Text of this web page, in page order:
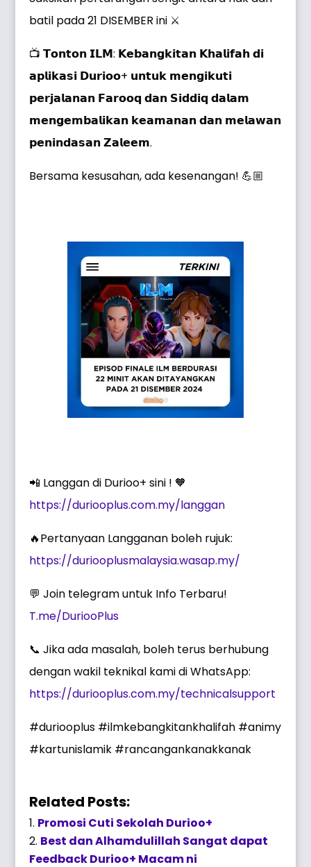
batil pada 21 DISEMBER ini ⚔️
📺 𝗧𝗼𝗻𝘁𝗼𝗻 𝗜𝗟𝗠: 𝗞𝗲𝗯𝗮𝗻𝗴𝗸𝗶𝘁𝗮𝗻 𝗞𝗵𝗮𝗹𝗶𝗳𝗮𝗵 𝗱𝗶
𝗮𝗽𝗹𝗶𝗸𝗮𝘀𝗶 𝗗𝘂𝗿𝗶𝗼𝗼+ 𝘂𝗻𝘁𝘂𝗸 𝗺𝗲𝗻𝗴𝗶𝗸𝘂𝘁𝗶
𝗽𝗲𝗿𝗷𝗮𝗹𝗮𝗻𝗮𝗻 𝗙𝗮𝗿𝗼𝗼𝗾 𝗱𝗮𝗻 𝗦𝗶𝗱𝗱𝗶𝗾 𝗱𝗮𝗹𝗮𝗺
𝗺𝗲𝗻𝗴𝗲𝗺𝗯𝗮𝗹𝗶𝗸𝗮𝗻 𝗸𝗲𝗮𝗺𝗮𝗻𝗮𝗻 𝗱𝗮𝗻 𝗺𝗲𝗹𝗮𝘄𝗮𝗻
𝗽𝗲𝗻𝗶𝗻𝗱𝗮𝘀𝗮𝗻 𝗭𝗮𝗹𝗲𝗲𝗺.
Bersama kesusahan, ada kesenangan! 💪🏼
📲 Langgan di Durioo+ sini ! 🧡
https://duriooplus.com.my/langgan
🔥Pertanyaan Langganan boleh rujuk:
https://duriooplusmalaysia.wasap.my/
💬 Join telegram untuk Info Terbaru!
T.me/DuriooPlus
📞 Jika ada masalah, boleh terus berhubung
dengan wakil teknikal kami di WhatsApp:
https://duriooplus.com.my/technicalsupport
#duriooplus #ilmkebangkitankhalifah #animy
#kartunislamik #rancangankanakkanak
Related Posts:
Promosi Cuti Sekolah Durioo+
Best dan Alhamdulillah Sangat dapat
Feedback Durioo+ Macam ni